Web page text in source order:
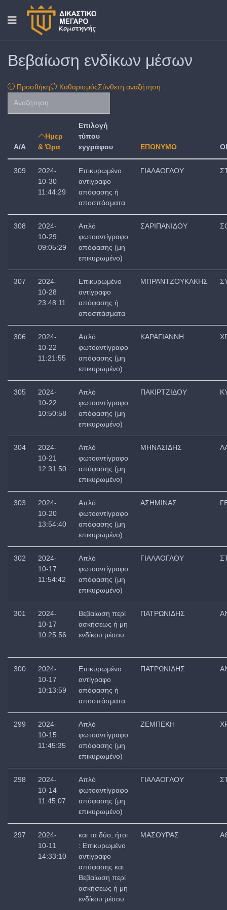
Βεβαίωση ενδίκων μέσων
Προσθήκη ΚαθαρισμόςΣύνθετη αναζήτηση
A/A
Ημερ
& Ώρα
Επιλογή
τύπου
εγγράφου
ΕΠΩΝΥΜΟ
309
2024-
10-30
11:44:29
Επικυρωμένο
αντίγραφο
απόφασης ή
αποσπάσματα
ΓΙΑΛΑΟΓΛΟΥ
308
2024-
10-29
09:05:29
Απλό
φωτοαντίγραφο
απόφασης (μη
επικυρωμένο)
ΣΑΡΙΠΑΝΙΔΟΥ
307
2024-
10-28
23:48:11
Επικυρωμένο
αντίγραφο
απόφασης ή
αποσπάσματα
ΜΠΡΑΝΤΖΟΥΚΑΚΗΣ
306
2024-
10-22
11:21:55
Απλό
φωτοαντίγραφο
απόφασης (μη
επικυρωμένο)
ΚΑΡΑΓΙΑΝΝΗ
305
2024-
10-22
10:50:58
Απλό
φωτοαντίγραφο
απόφασης (μη
επικυρωμένο)
ΠΑΚΙΡΤΖΙΔΟΥ
304
2024-
10-21
12:31:50
Απλό
φωτοαντίγραφο
απόφασης (μη
επικυρωμένο)
ΜΗΝΑΣΙΔΗΣ
303
2024-
10-20
13:54:40
Απλό
φωτοαντίγραφο
απόφασης (μη
επικυρωμένο)
ΑΣΗΜΙΝΑΣ
302
2024-
10-17
11:54:42
Απλό
φωτοαντίγραφο
απόφασης (μη
επικυρωμένο)
ΓΙΑΛΑΟΓΛΟΥ
301
2024-
10-17
10:25:56
Βεβαίωση περί
ασκήσεως ή μη
ενδίκου μέσου
ΠΑΤΡΩΝΙΔΗΣ
300
2024-
10-17
10:13:59
Επικυρωμένο
αντίγραφο
απόφασης ή
αποσπάσματα
ΠΑΤΡΩΝΙΔΗΣ
299
2024-
10-15
11:45:35
Απλό
φωτοαντίγραφο
απόφασης (μη
επικυρωμένο)
ΖΕΜΠΕΚΗ
298
2024-
10-14
11:45:07
Απλό
φωτοαντίγραφο
απόφασης (μη
επικυρωμένο)
ΓΙΑΛΑΟΓΛΟΥ
297
2024-
10-11
14:33:10
και τα δύο, ήτοι
: Επικυρωμένο
αντίγραφο
απόφασης και
Βεβαίωση περί
ασκήσεως ή μη
ενδίκου μέσου
ΜΑΣΟΥΡΑΣ